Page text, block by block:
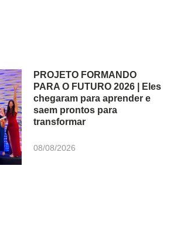
PROJETO FORMANDO
PARA O FUTURO 2026 | Eles
chegaram para aprender e
saem prontos para
transformar
08/08/2026